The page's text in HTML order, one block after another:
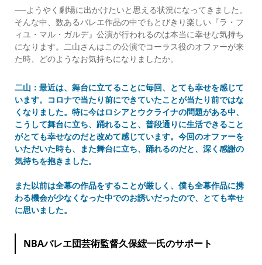
──ようやく劇場に出かけたいと思える状況になってきました。
そんな中、数あるバレエ作品の中でもとびきり楽しい『ラ・フ
ィユ・マル・ガルデ』公演が行われるのは本当に幸せな気持ち
になります。二山さんはこの公演でコーラス役のオファーが来
た時、どのようなお気持ちになりましたか。
二山：最近は、舞台に立てることに毎回、とても幸せを感じて
います。コロナで当たり前にできていたことが当たり前ではな
くなりました。特に今はロシアとウクライナの問題がある中、
こうして舞台に立ち、踊れること、普段通りに生活できること
がとても幸せなのだと改めて感じています。今回のオファーを
いただいた時も、また舞台に立ち、踊れるのだと、深く感謝の
気持ちを抱きました。
また以前は全幕の作品をすることが厳しく、僕も全幕作品に携
わる機会が少なくなった中でのお誘いだったので、とても幸せ
に思いました。
NBAバレエ団芸術監督久保綋一氏のサポート